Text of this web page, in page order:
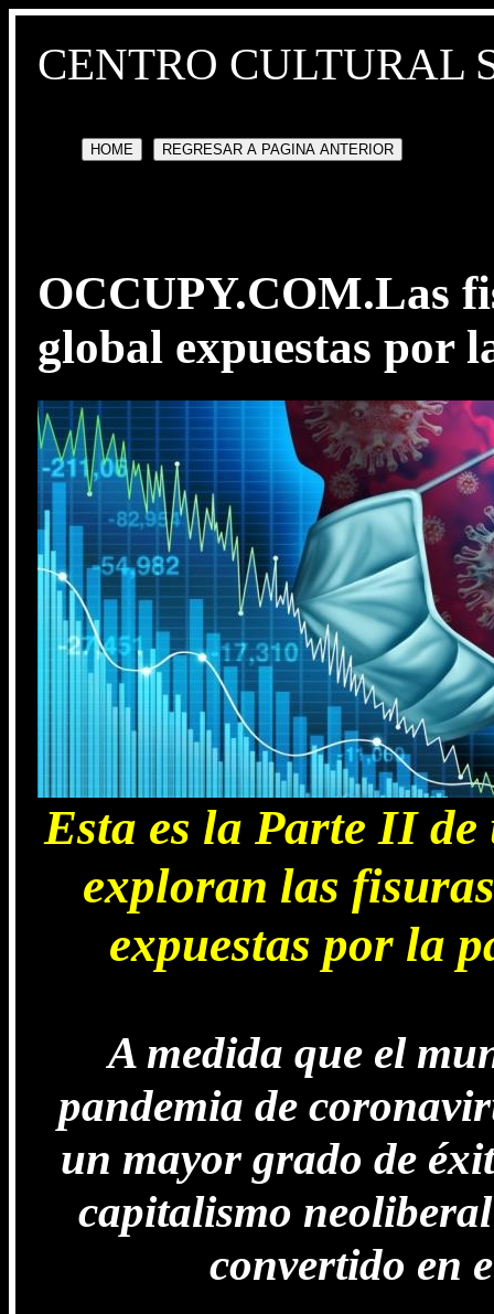
CENTRO CULTURAL
HOME REGRESAR A PAGINA ANTERIOR
OCCUPY.COM.Las
global expuestas por
Esta es la Parte II de
exploran las
expuestas por la
A medida que el
pandemia de
un mayor grado de
capitalismo
convertido en